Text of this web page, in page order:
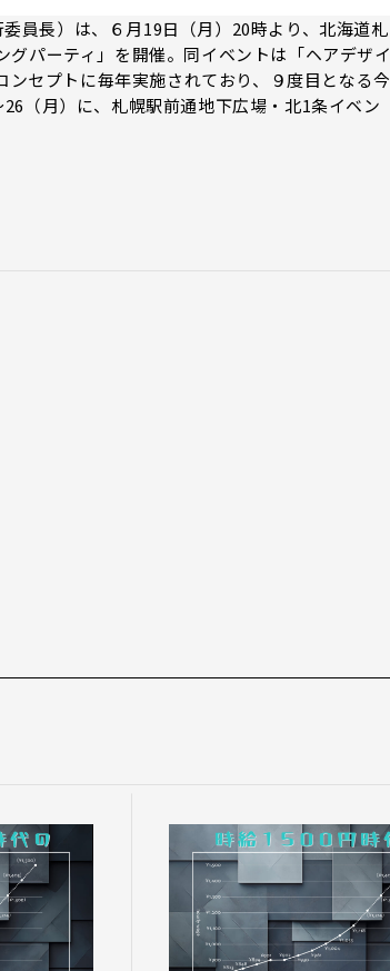
員長）は、６月19日（月）20時より、北海道札
パーティ」を開催。同イベントは「ヘアデザイ
セプトに毎年実施されており、９度目となる今
（月）に、札幌駅前通地下広場・北1条イベン